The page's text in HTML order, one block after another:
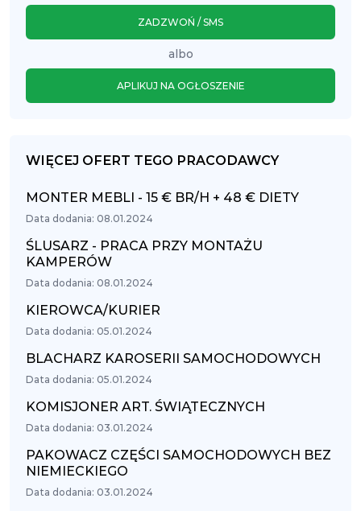
ZADZWOŃ / SMS
albo
APLIKUJ NA OGŁOSZENIE
WIĘCEJ OFERT TEGO PRACODAWCY
MONTER MEBLI - 15 € BR/H + 48 € DIETY
Data dodania: 08.01.2024
ŚLUSARZ - PRACA PRZY MONTAŻU
KAMPERÓW
Data dodania: 08.01.2024
KIEROWCA/KURIER
Data dodania: 05.01.2024
BLACHARZ KAROSERII SAMOCHODOWYCH
Data dodania: 05.01.2024
KOMISJONER ART. ŚWIĄTECZNYCH
Data dodania: 03.01.2024
PAKOWACZ CZĘŚCI SAMOCHODOWYCH BEZ
NIEMIECKIEGO
Data dodania: 03.01.2024